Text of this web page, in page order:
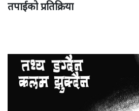
तपाईको प्रतिक्रिया